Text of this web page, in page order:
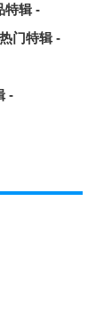
特辑 -
门特辑 -
-